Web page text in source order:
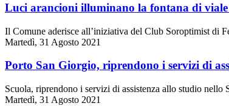
Luci arancioni illuminano la fontana di
Il Comune aderisce all’iniziativa del Club Soroptimist di
Martedì, 31 Agosto 2021
Porto San Giorgio, riprendono i servizi di
Scuola, riprendono i servizi di assistenza allo studio
Martedì, 31 Agosto 2021